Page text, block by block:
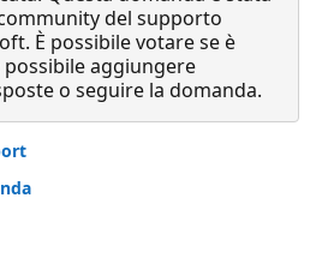
del supporto
È possibile votare se è
aggiungere
o seguire la domanda.